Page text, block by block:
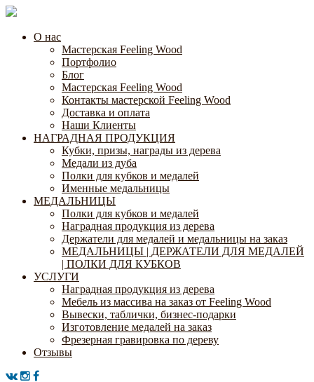
О нас
Мастерская Feeling Wood
Портфолио
Блог
Мастерская Feeling Wood
Контакты мастерской Feeling Wood
Доставка и оплата
Наши Клиенты
НАГРАДНАЯ ПРОДУКЦИЯ
Кубки, призы, награды из дерева
Медали из дуба
Полки для кубков и медалей
Именные медальницы
МЕДАЛЬНИЦЫ
Полки для кубков и медалей
Наградная продукция из дерева
Держатели для медалей и медальницы на заказ
МЕДАЛЬНИЦЫ | ДЕРЖАТЕЛИ ДЛЯ МЕДАЛЕЙ
| ПОЛКИ ДЛЯ КУБКОВ
УСЛУГИ
Наградная продукция из дерева
Мебель из массива на заказ от Feeling Wood
Вывески, таблички, бизнес-подарки
Изготовление медалей на заказ
Фрезерная гравировка по дереву
Отзывы